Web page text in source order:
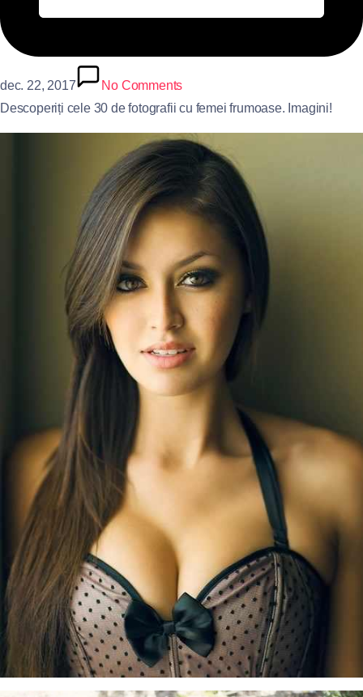
dec. 22, 2017
No Comments
Descoperiți cele 30 de fotografii cu femei frumoase. Imagini!